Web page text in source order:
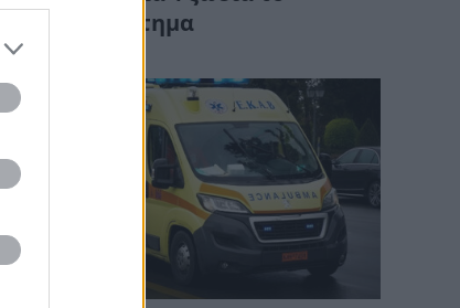
επόμενο διάστημα